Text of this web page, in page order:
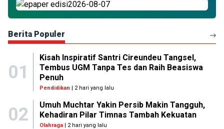
Berita Populer
01
Kisah Inspiratif Santri Cireundeu Tangsel,
Tembus UGM Tanpa Tes dan Raih Beasiswa
Penuh
Pendidikan | 2 hari yang lalu
02
Umuh Muchtar Yakin Persib Makin Tangguh,
Kehadiran Pilar Timnas Tambah Kekuatan
Olahraga| 2 hari yang lalu